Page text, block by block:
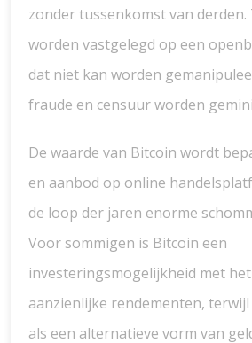
zonder tussenkomst van derden.
worden vastgelegd op een
dat niet kan worden
fraude en censuur worden
De waarde van Bitcoin wordt
en aanbod op online
de loop der jaren enorme
Voor sommigen is Bitcoin een
investeringsmogelijkheid met
aanzienlijke rendementen,
als een alternatieve vorm van